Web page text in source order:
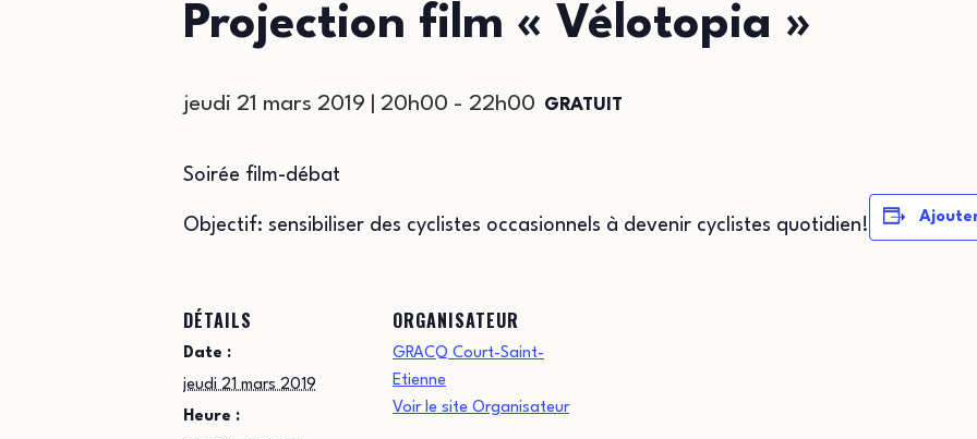
Projection film « Vélotopia »
jeudi 21 mars 2019 | 20h00 - 22h00 GRATUIT
Soirée film-débat
Objectif: sensibiliser des cyclistes occasionnels à devenir cyclistes quotidien!
DÉTAILS
Date :
jeudi 21 mars 2019
Heure :
ORGANISATEUR
GRACQ Court-Saint-
Etienne
Voir le site Organisateur